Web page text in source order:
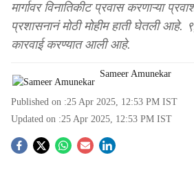
मार्गावर विनातिकीट प्रवास करणाऱ्या
प्रशासनानं मोठी मोहीम हाती घेतली आहे.
कारवाई करण्यात आली आहे.
Sameer Amunekar
Published on :25 Apr 2025, 12:53 PM IST
Updated on :25 Apr 2025, 12:53 PM IST
S